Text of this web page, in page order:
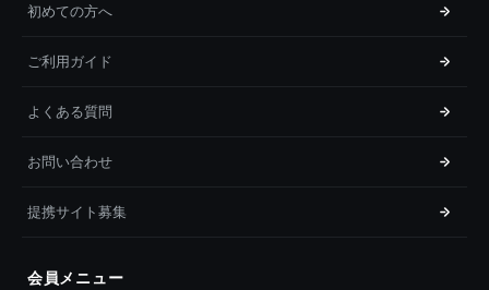
初めての方へ
ご利用ガイド
よくある質問
お問い合わせ
提携サイト募集
会員メニュー